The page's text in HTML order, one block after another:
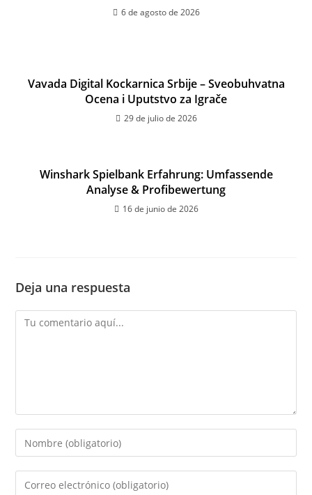
6 de agosto de 2026
Vavada Digital Kockarnica Srbije – Sveobuhvatna
Ocena i Uputstvo za Igrače
29 de julio de 2026
Winshark Spielbank Erfahrung: Umfassende
Analyse & Profibewertung
16 de junio de 2026
Deja una respuesta